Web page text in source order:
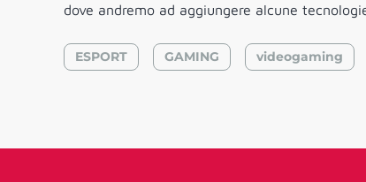
dove andremo ad aggiungere alcune
ESPORT GAMING videogaming